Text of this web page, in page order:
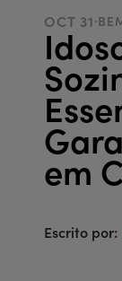
OCT 31 .
em
Escrito por: